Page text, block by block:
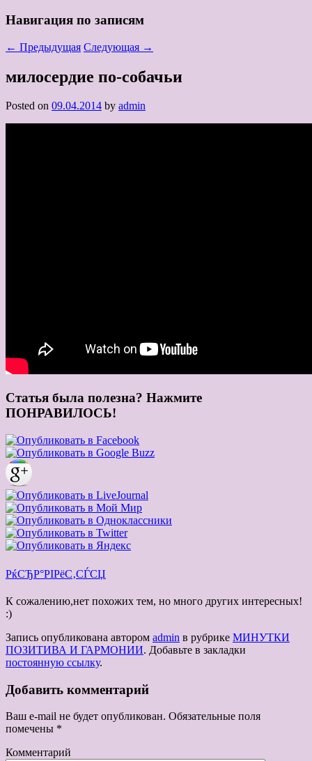
Навигация по записям
← Предыдущая Следующая →
милосердие по-собачьи
Posted on 09.04.2014 by admin
Статья была полезна? Нажмите
ПОНРАВИЛОСЬ!
РќСЂР°РІРёС‚СЃСЏ
К сожалению,нет похожих тем, но много других интересных!
:)
Запись опубликована автором admin в рубрике МИНУТКИ
ПОЗИТИВА И ГАРМОНИИ. Добавьте в закладки
постоянную ссылку.
Добавить комментарий
Ваш e-mail не будет опубликован. Обязательные поля
помечены *
Комментарий